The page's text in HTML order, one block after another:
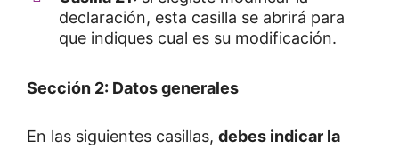
declaración, esta casilla se abrirá para
que indiques cual es su modificación.
Sección 2: Datos generales
En las siguientes casillas, debes indicar la